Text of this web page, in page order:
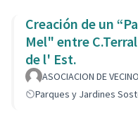
Creación de un
Mel" entre
de l' Est.
ASOCIACION DE
Parques y Jardines